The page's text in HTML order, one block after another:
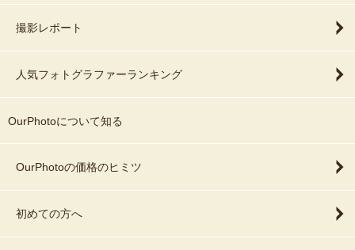
撮影レポート
人気フォトグラファーランキング
OurPhotoについて知る
OurPhotoの価格のヒミツ
初めての方へ